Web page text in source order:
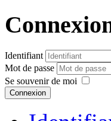
Identifiant
Mot de passe
Se souvenir de moi
Connexion